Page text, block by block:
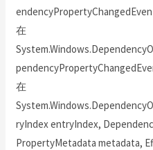
在
在
ryIndex entryIndex,
PropertyMetadata metadata,